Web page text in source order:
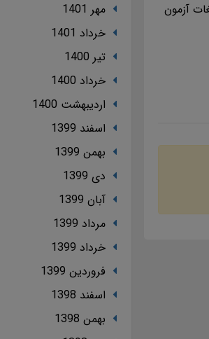
آزمون
مهر 1401
خرداد 1401
تير 1400
خرداد 1400
ارديبهشت 1400
اسفند 1399
بهمن 1399
دی 1399
آبان 1399
مرداد 1399
خرداد 1399
فروردین 1399
اسفند 1398
بهمن 1398